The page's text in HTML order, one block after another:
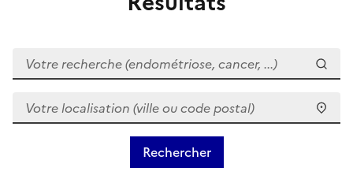
Votre recherche (endométriose, cancer, ...)
Votre localisation (ville ou code postal)